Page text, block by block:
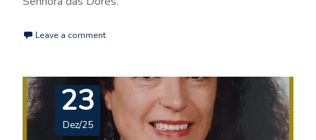
Leave a comment
23
Dez/25